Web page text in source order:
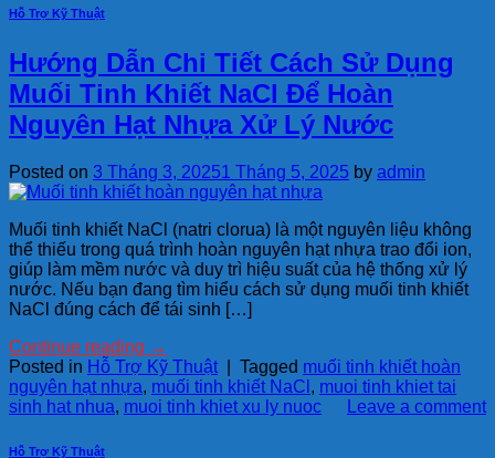
Hỗ Trợ Kỹ Thuật
Hướng Dẫn Chi Tiết Cách Sử Dụng
Muối Tinh Khiết NaCl Để Hoàn
Nguyên Hạt Nhựa Xử Lý Nước
Posted on 3 Tháng 3, 20251 Tháng 5, 2025 by admin
Muối tinh khiết NaCl (natri clorua) là một nguyên liệu không
thể thiếu trong quá trình hoàn nguyên hạt nhựa trao đổi ion,
giúp làm mềm nước và duy trì hiệu suất của hệ thống xử lý
nước. Nếu bạn đang tìm hiểu cách sử dụng muối tinh khiết
NaCl đúng cách để tái sinh […]
Continue reading →
Posted in Hỗ Trợ Kỹ Thuật Tagged muối tinh khiết hoàn
nguyên hạt nhựa, muối tinh khiết NaCl , muoi tinh khiet tai
sinh hat nhua, muoi tinh khiet xu ly nuoc Leave a comment
Hỗ Trợ Kỹ Thuật